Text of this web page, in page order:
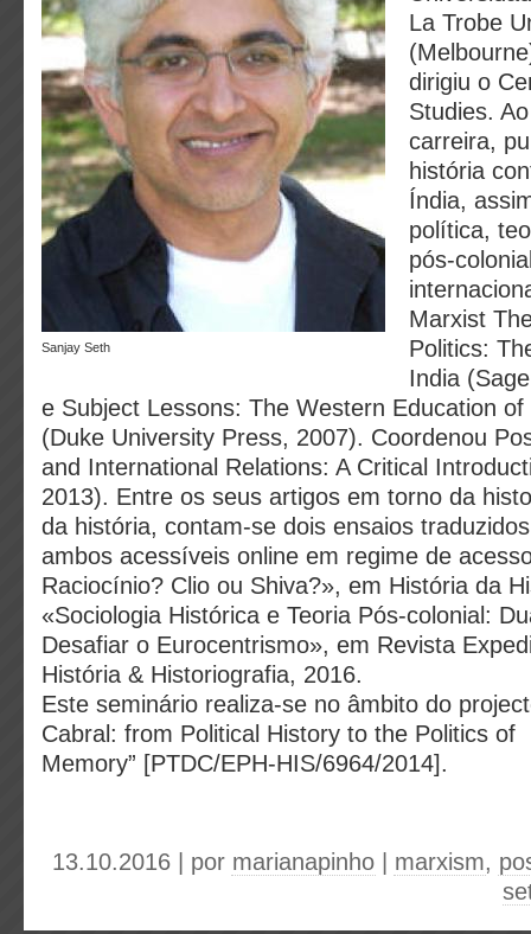
Sanjay Seth
La Trobe
dirigiu o
Studies.
carreira,
história
Índia,
política,
pós-
Marxist
Politics:
India
e Subject Lessons: The Western Education of
(Duke University Press, 2007). Coordenou
and International Relations: A Critical
2013). Entre os seus artigos em torno da
da história, contam-se dois ensaios
ambos acessíveis online em regime de
Raciocínio? Clio ou Shiva?», em História da
«Sociologia Histórica e Teoria Pós-colonial:
Desafiar o Eurocentrismo», em Revista
História & Historiografia, 2016.
Este seminário realiza-se no âmbito do
Cabral: from Political History to the Politics of
Memory” [PTDC/EPH-HIS/6964/2014].
13.10.2016 | por marianapinho marxism,